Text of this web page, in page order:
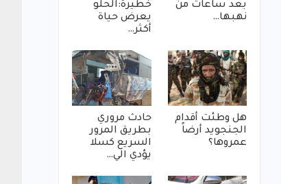
بعد ساعات من
نهبها…
خطيرة:الحلو
يعرض حياة
أكثر…
هل وطئت أقدام
الجنجويد أرضاً
عمروها؟
حادث مروري
بطريق المرور
السريع كسلا
يؤدي الي…